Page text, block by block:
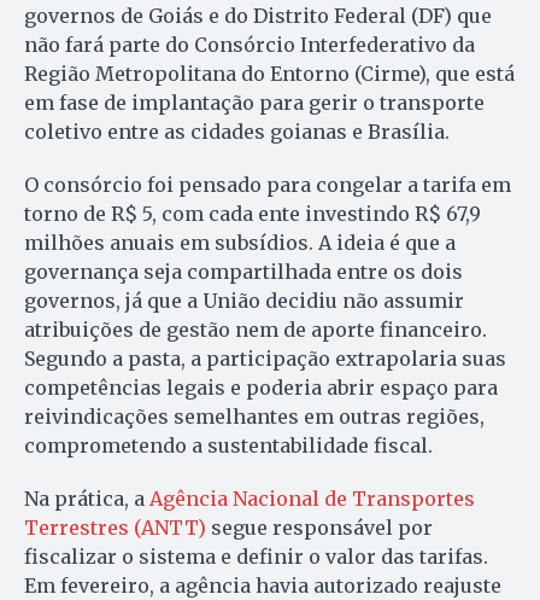
governos de Goiás e do Distrito Federal (DF) que
não fará parte do Consórcio Interfederativo da
Região Metropolitana do Entorno (Cirme), que está
em fase de implantação para gerir o transporte
coletivo entre as cidades goianas e Brasília.
O consórcio foi pensado para congelar a tarifa em
torno de R$ 5, com cada ente investindo R$ 67,9
milhões anuais em subsídios. A ideia é que a
governança seja compartilhada entre os dois
governos, já que a União decidiu não assumir
atribuições de gestão nem de aporte financeiro.
Segundo a pasta, a participação extrapolaria suas
competências legais e poderia abrir espaço para
reivindicações semelhantes em outras regiões,
comprometendo a sustentabilidade fiscal.
Na prática, a Agência Nacional de Transportes
Terrestres (ANTT) segue responsável por
fiscalizar o sistema e definir o valor das tarifas.
Em fevereiro, a agência havia autorizado reajuste